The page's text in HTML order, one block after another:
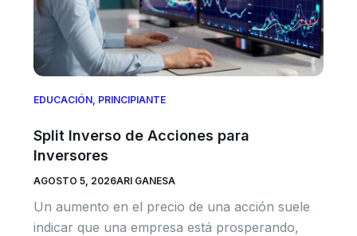
EDUCACIÓN PRINCIPIANTE
Split Inverso de Acciones para
Inversores
AGOSTO 5, 2026ARI GANESA
Un aumento en el precio de una acción suele
indicar que una empresa está prosperando,